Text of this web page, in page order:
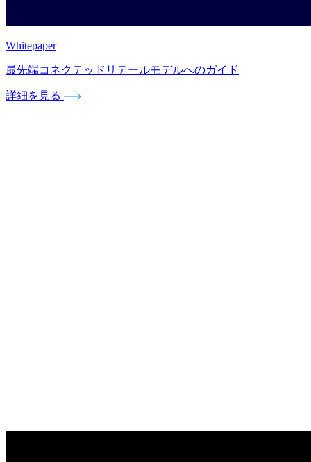
Whitepaper
最先端コネクテッドリテールモデルへのガイド
詳細を見る